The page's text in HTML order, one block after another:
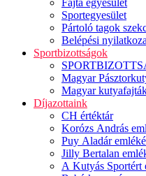
Fajta egyesület
Sportegyesület
Pártoló tagok
Belépési
Sportbizottságok
Magyar
Magyar
Díjazottaink
CH értéktár
Korózs András
Puy Aladár
Jilly Bertalan
A Kutyás Sportért